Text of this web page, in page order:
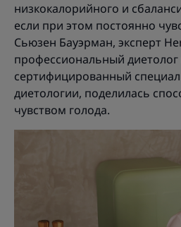
низкокалорийного и
если при этом постоянно
Сьюзен Бауэрман, эксперт
профессиональный диетолог
сертифицированный
диетологии, поделилась
чувством голода.